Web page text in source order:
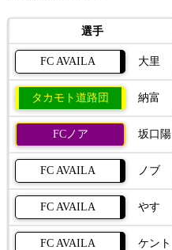
選手
FC AVAILA 大里
タカモト道路団 納富
FCノア 坂口陽
FC AVAILA ノブ
FC AVAILA やす
FC AVAILA ケント